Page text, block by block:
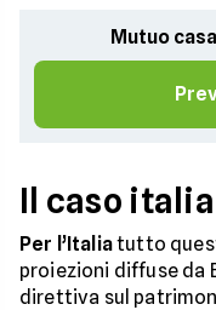
Mutuo
Il caso
Per l’Italiatutto
proiezioni diffuse da
direttiva sul